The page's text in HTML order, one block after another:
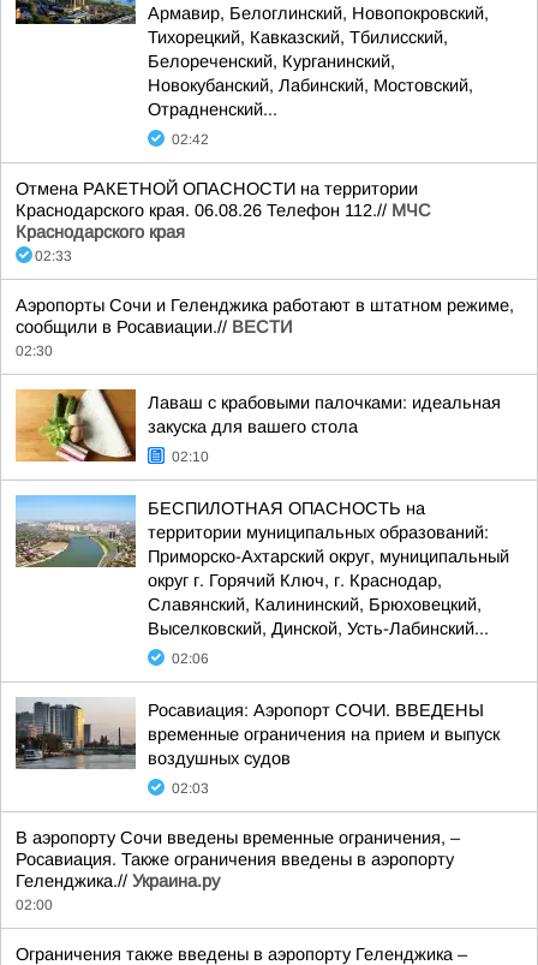
Армавир, Белоглинский, Новопокровский,
Тихорецкий, Кавказский, Тбилисский,
Белореченский, Курганинский,
Новокубанский, Лабинский, Мостовский,
Отрадненский...
02:42
Отмена РАКЕТНОЙ ОПАСНОСТИ на территории
Краснодарского края. 06.08.26 Телефон 112.// МЧС
Краснодарского края
02:33
Аэропорты Сочи и Геленджика работают в штатном режиме,
сообщили в Росавиации.// ВЕСТИ
02:30
Лаваш с крабовыми палочками: идеальная
закуска для вашего стола
02:10
БЕСПИЛОТНАЯ ОПАСНОСТЬ на
территории муниципальных образований:
Приморско-Ахтарский округ, муниципальный
округ г. Горячий Ключ, г. Краснодар,
Славянский, Калининский, Брюховецкий,
Выселковский, Динской, Усть-Лабинский...
02:06
Росавиация: Аэропорт СОЧИ. ВВЕДЕНЫ
временные ограничения на прием и выпуск
воздушных судов
02:03
В аэропорту Сочи введены временные ограничения, –
Росавиация. Также ограничения введены в аэропорту
Геленджика.// Украина.ру
02:00
Ограничения также введены в аэропорту Геленджика –